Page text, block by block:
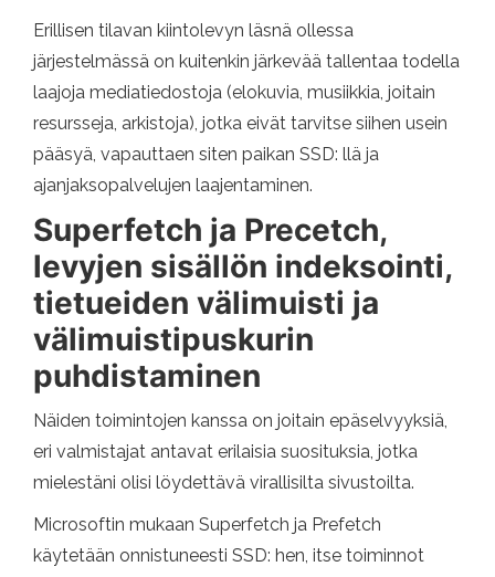
Erillisen tilavan kiintolevyn läsnä ollessa
järjestelmässä on kuitenkin järkevää tallentaa todella
laajoja mediatiedostoja (elokuvia, musiikkia, joitain
resursseja, arkistoja), jotka eivät tarvitse siihen usein
pääsyä, vapauttaen siten paikan SSD: llä ja
ajanjaksopalvelujen laajentaminen.
Superfetch ja Precetch,
levyjen sisällön indeksointi,
tietueiden välimuisti ja
välimuistipuskurin
puhdistaminen
Näiden toimintojen kanssa on joitain epäselvyyksiä,
eri valmistajat antavat erilaisia ​​suosituksia, jotka
mielestäni olisi löydettävä virallisilta sivustoilta.
Microsoftin mukaan Superfetch ja Prefetch
käytetään onnistuneesti SSD: hen, itse toiminnot